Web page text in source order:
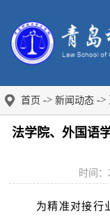
首页 -> 新闻动态 ->
法学院、外国语
时间：
为精准对接行